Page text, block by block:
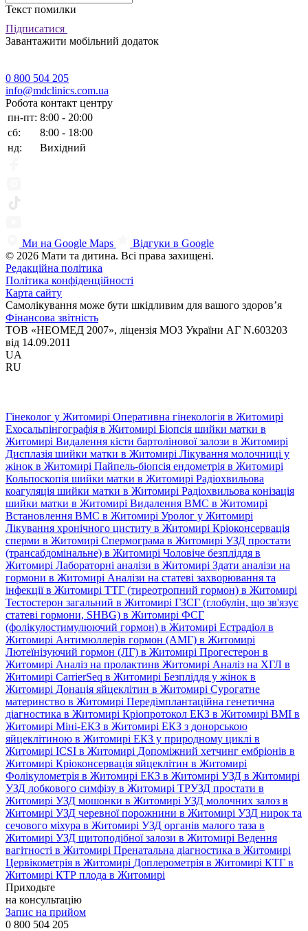
Текст помилки
Підписатися
Завантажити мобільний додаток
0 800 504 205
info@mdclinics.com.ua
Робота контакт центру
пн-пт: 8:00 - 20:00
сб:
8:00 - 18:00
нд:
Вихідний
Ми на Google Maps
Відгуки в Google
© 2026 Мати та дитина. Всі права захищені.
Редакційна політика
Політика конфіденційності
Карта сайту
Самолікування може бути шкідливим для вашого здоров’я
Фінансова звітність
ТОВ «НЕОМЕД 2007», ліцензія МОЗ України АГ N.603203
від 14.09.2011
UA
RU
Гінеколог у Житомирі Оперативна гінекологія в Житомирі
Ехосальпінгографія в Житомирі Біопсія шийки матки в
Житомирі Видалення кісти бартолінової залози в Житомирі
Дисплазія шийки матки в Житомирі Лікування молочниці у
жінок в Житомирі Пайпель-біопсія ендометрія в Житомирі
Кольпоскопія шийки матки в Житомирі Радіохвильова
коагуляція шийки матки в Житомирі Радіохвильова конізація
шийки матки в Житомирі Видалення ВМС в Житомирі
Встановлення ВМС в Житомирі Уролог у Житомирі
Лікування хронічного циститу в Житомирі Кріоконсервація
сперми в Житомирі Спермограма в Житомирі УЗД простати
(трансабдомінальне) в Житомирі Чоловіче безпліддя в
Житомирі Лабораторні аналізи в Житомирі Здати аналізи на
гормони в Житомирі Аналізи на статеві захворювання та
інфекції в Житомирі ТТГ (тиреотропний гормон) в Житомирі
Тестостерон загальний в Житомирі ГЗСГ (глобулін, що зв'язує
статеві гормони, SHBG) в Житомирі ФСГ
(фолікулостимулюючий гормон) в Житомирі Естрадіол в
Житомирі Антимюллерів гормон (АМГ) в Житомирі
Лютеїнізуючий гормон (ЛГ) в Житомирі Прогестерон в
Житомирі Аналіз на пролактинв Житомирі Аналіз на ХГЛ в
Житомирі CarrierSeq в Житомирі Безпліддя у жінок в
Житомирі Донація яйцеклітин в Житомирі Сурогатне
материнство в Житомирі Передімплантаційна генетична
діагностика в Житомирі Кріопротокол ЕКЗ в Житомирі ВМІ в
Житомирі Міні-ЕКЗ в Житомирі ЕКЗ з донорською
яйцеклітиною в Житомирі ЕКЗ у природному циклі в
Житомирі ICSI в Житомирі Допоміжний хетчинг ембріонів в
Житомирі Кріоконсервація яйцеклітин в Житомирі
Фолікулометрія в Житомирі ЕКЗ в Житомирі УЗД в Житомирі
УЗД лобкового симфізу в Житомирі ТРУЗД простати в
Житомирі УЗД мошонки в Житомирі УЗД молочних залоз в
Житомирі УЗД черевної порожнини в Житомирі УЗД нирок та
сечового міхура в Житомирі УЗД органів малого таза в
Житомирі УЗД щитоподібної залози в Житомирі Ведення
вагітності в Житомирі Пренатальна діагностика в Житомирі
Цервікометрія в Житомирі Доплерометрія в Житомирі КТГ в
Житомирі КТР плода в Житомирі
Приходьте
на консультацію
Запис на прийом
0 800 504 205